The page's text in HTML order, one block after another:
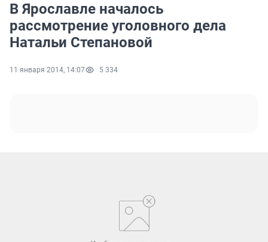
В Ярославле началось
рассмотрение уголовного дела
Натальи Степановой
11 января 2014, 14:07 5 334